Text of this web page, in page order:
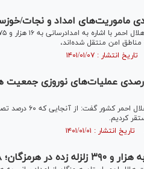
امن منتقل شده‌اند،
کردیم.
مورد ارزیابی امدادگران قرار گرفت